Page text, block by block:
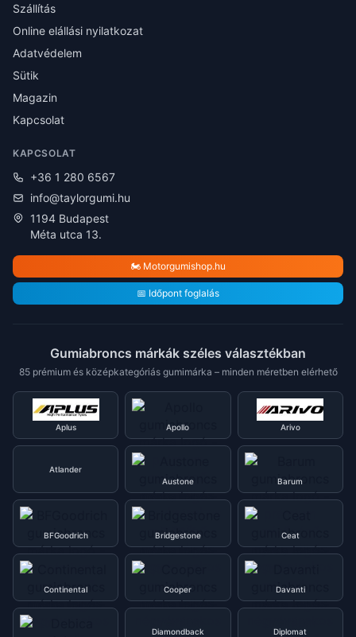
Szállítás
Online elállási nyilatkozat
Adatvédelem
Sütik
Magazin
Kapcsolat
KAPCSOLAT
+36 1 280 6567
info@taylorgumi.hu
1194 Budapest
Méta utca 13.
🏍️ Motorgumishop.hu
📅 Időpont foglalás
Gumiabroncs márkák széles választékban
85 prémium és középkategóriás gumimárka – minden méretben elérhető
Aplus Apollo Arivo
Atlander
Austone
Barum
BFGoodrich Bridgestone Ceat
Continental Cooper Davanti
Diamondback Diplomat